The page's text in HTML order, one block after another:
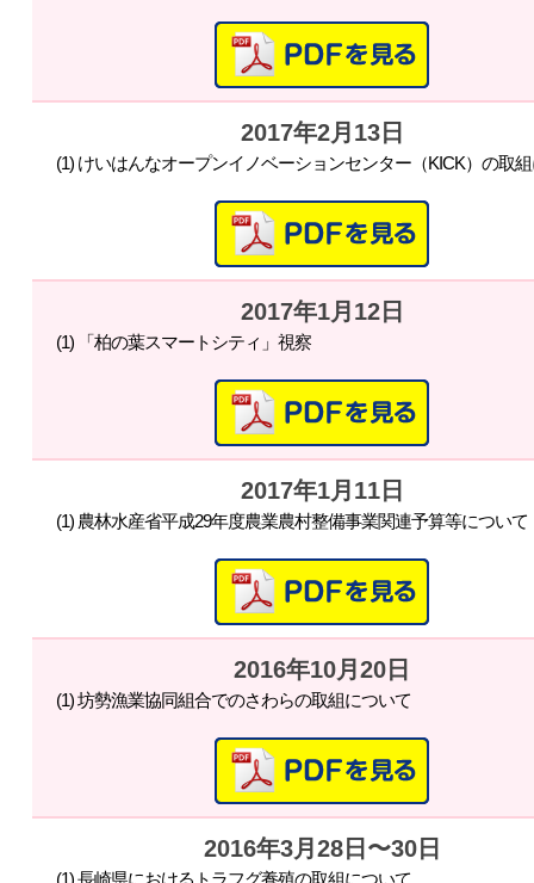
2017年2月13日
(1) けいはんなオープンイノベーションセンター（KICK）の取
2017年1月12日
(1) 「柏の葉スマートシティ」視察
2017年1月11日
(1) 農林水産省平成29年度農業農村整備事業関連予算等について
2016年10月20日
(1) 坊勢漁業協同組合でのさわらの取組について
2016年3月28日〜30日